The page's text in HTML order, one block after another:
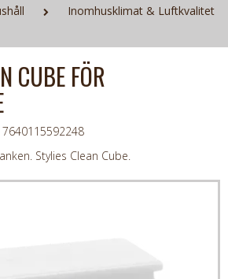
Inomhusklimat & Luftkvalitet
CUBE FÖR
7640115592248
Stylies Clean Cube.